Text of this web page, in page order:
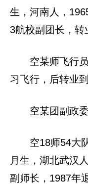
生，河南人，
3航校副团长，转
空某师飞行
习飞行，后转业
空某团副政
空18师54大
月生，湖北武汉
副师长，1987年